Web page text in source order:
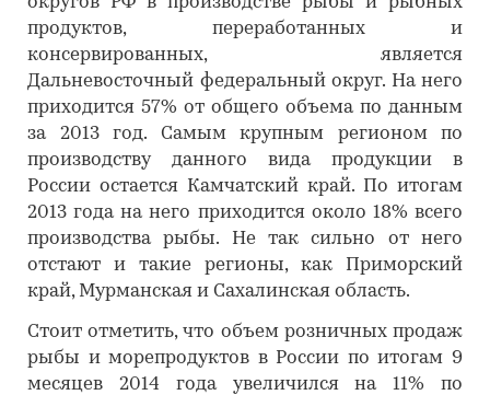
продуктов, переработанных и
консервированных, является
Дальневосточный федеральный округ. На него
приходится 57% от общего объема по данным
за 2013 год. Самым крупным регионом по
производству данного вида продукции в
России остается Камчатский край. По итогам
2013 года на него приходится около 18% всего
производства рыбы. Не так сильно от него
отстают и такие регионы, как Приморский
край, Мурманская и Сахалинская область.
Стоит отметить, что объем розничных продаж
рыбы и морепродуктов в России по итогам 9
месяцев 2014 года увеличился на 11% по